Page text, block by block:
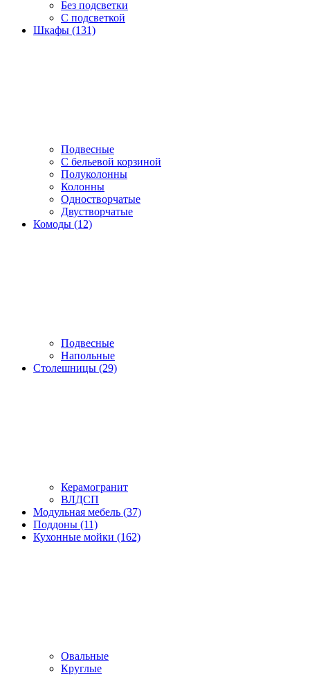
Без подсветки
С подсветкой
Шкафы (131)
Подвесные
С бельевой корзиной
Полуколонны
Колонны
Одностворчатые
Двустворчатые
Комоды (12)
Подвесные
Напольные
Столешницы (29)
Керамогранит
ВЛДСП
Модульная мебель (37)
Поддоны (11)
Кухонные мойки (162)
Овальные
Круглые